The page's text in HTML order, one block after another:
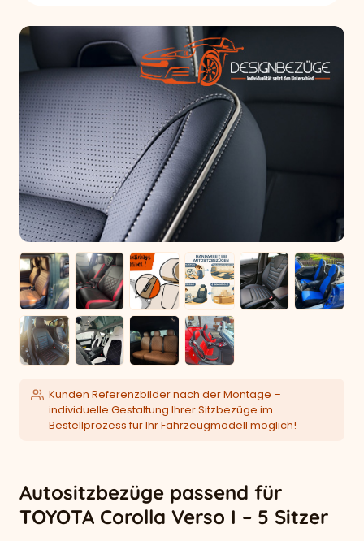
Kunden Referenzbilder nach der Montage –
individuelle Gestaltung Ihrer Sitzbezüge im
Bestellprozess für Ihr Fahrzeugmodell möglich!
Autositzbezüge passend für
TOYOTA Corolla Verso I – 5 Sitzer